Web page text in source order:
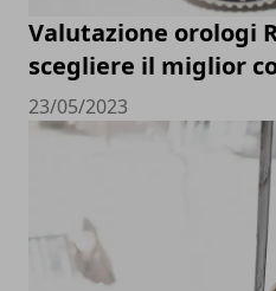
Valutazione orologi
scegliere il miglior
23/05/2023